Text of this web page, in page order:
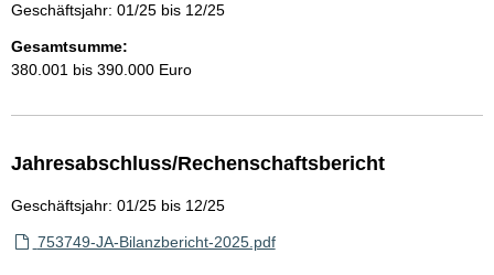
Geschäftsjahr: 01/25 bis 12/25
Gesamtsumme:
380.001 bis 390.000 Euro
Jahresabschluss/Rechenschaftsbericht
Geschäftsjahr: 01/25 bis 12/25
753749-JA-Bilanzbericht-2025.pdf